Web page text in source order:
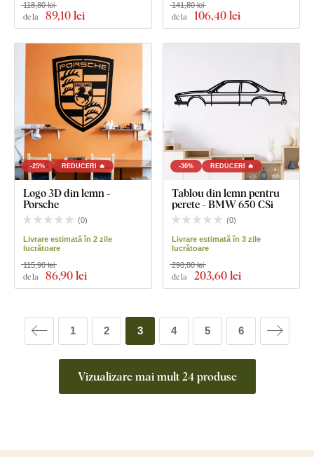
de la 89,10 lei
118,80 lei
de la 106,40 lei
141,80 lei
-25% REDUCERI 🔥
Logo 3D din lemn -
Porsche
(0)
Livrare estimată în 2 zile
lucrătoare
de la 86,90 lei
115,90 lei
-30% REDUCERI 🔥
Tablou din lemn pentru
perete - BMW 650 CSi
(0)
Livrare estimată în 3 zile
lucrătoare
de la 203,60 lei
290,80 lei
Vizualizare mai mult 24 produse
1 2 3 4 5 6